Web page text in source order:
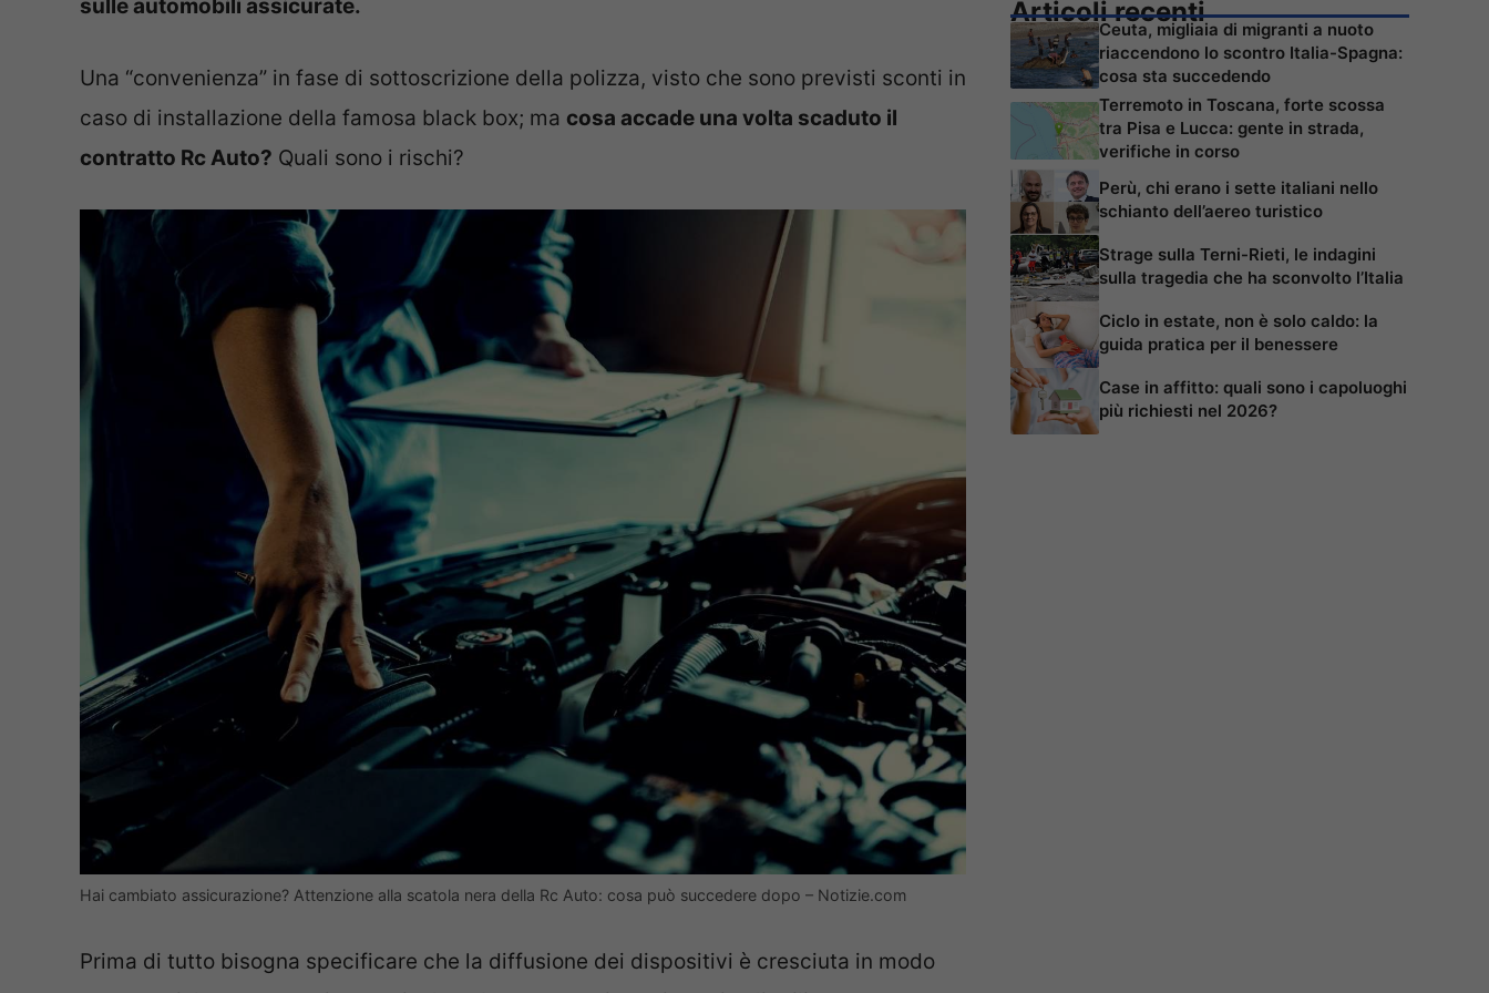
sulle automobili assicurate.
Una “convenienza” in fase di sottoscrizione della polizza, visto che sono previsti sconti in
caso di installazione della famosa black box; ma cosa accade una volta scaduto il
contratto Rc Auto? Quali sono i rischi?
Hai cambiato assicurazione? Attenzione alla scatola nera della Rc Auto: cosa può succedere dopo – Notizie.com
Prima di tutto bisogna specificare che la diffusione dei dispositivi è cresciuta in modo
Articoli recenti
Ceuta, migliaia di migranti a nuoto
riaccendono lo scontro Italia-Spagna:
cosa sta succedendo
Terremoto in Toscana, forte scossa
tra Pisa e Lucca: gente in strada,
verifiche in corso
Perù, chi erano i sette italiani nello
schianto dell’aereo turistico
Strage sulla Terni-Rieti, le indagini
sulla tragedia che ha sconvolto l’Italia
Ciclo in estate, non è solo caldo: la
guida pratica per il benessere
Case in affitto: quali sono i capoluoghi
più richiesti nel 2026?